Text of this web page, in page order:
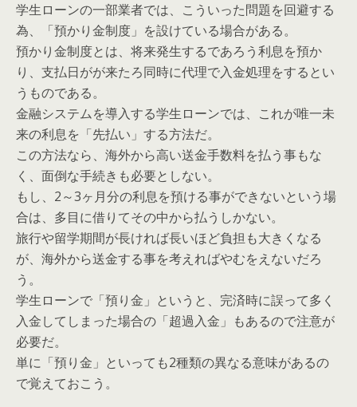
学生ローンの一部業者では、こういった問題を回避する
為、「預かり金制度」を設けている場合がある。
預かり金制度とは、将来発生するであろう利息を預か
り、支払日がが来たろ同時に代理で入金処理をするとい
うものである。
金融システムを導入する学生ローンでは、これが唯一未
来の利息を「先払い」する方法だ。
この方法なら、海外から高い送金手数料を払う事もな
く、面倒な手続きも必要としない。
もし、2～3ヶ月分の利息を預ける事ができないという場
合は、多目に借りてその中から払うしかない。
旅行や留学期間が長ければ長いほど負担も大きくなる
が、海外から送金する事を考えればやむをえないだろ
う。
学生ローンで「預り金」というと、完済時に誤って多く
入金してしまった場合の「超過入金」もあるので注意が
必要だ。
単に「預り金」といっても2種類の異なる意味があるの
で覚えておこう。